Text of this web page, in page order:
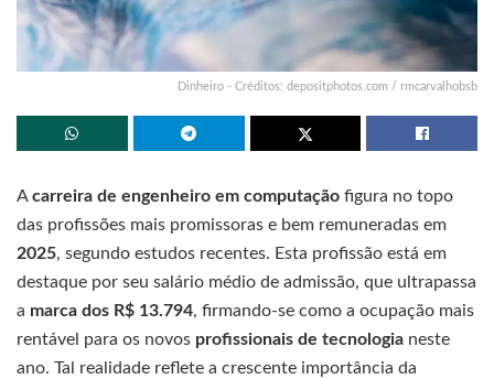
Dinheiro - Créditos: depositphotos.com / rmcarvalhobsb
Acarreira de engenheiro em computação figura no topo
das profissões mais promissoras e bem remuneradas em
2025, segundo estudos recentes. Esta profissão está em
destaque por seu salário médio de admissão, que ultrapassa
a marca dos R$ 13.794, firmando-se como a ocupação mais
rentável para os novos profissionais de tecnologia neste
ano. Tal realidade reflete a crescente importância da